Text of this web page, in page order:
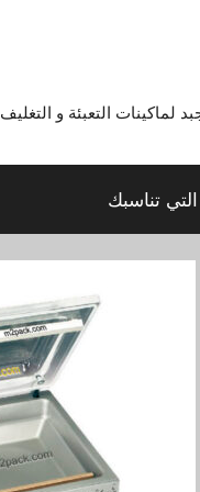
– 01211116956 – 01211116958
تناسبك